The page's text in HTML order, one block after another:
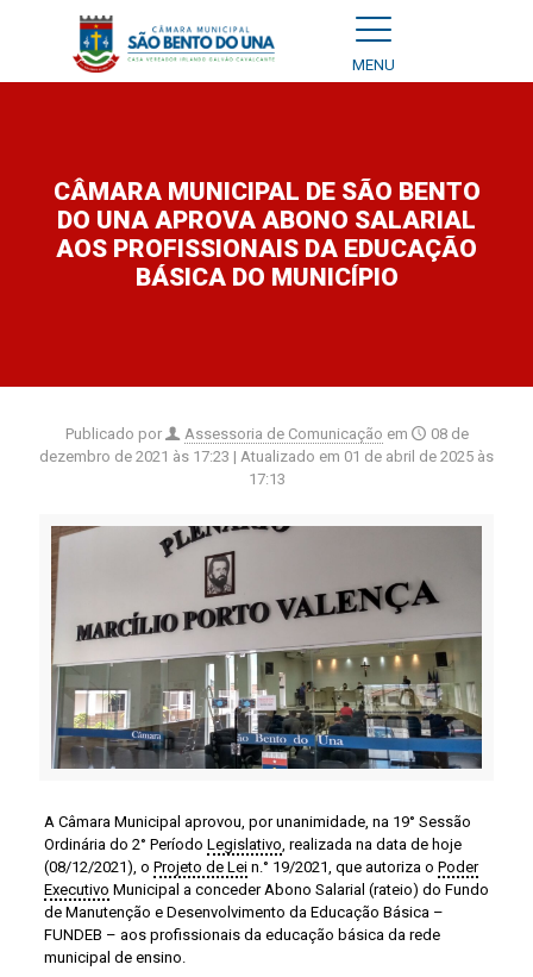
MENU
CÂMARA MUNICIPAL DE SÃO BENTO
DO UNA APROVA ABONO SALARIAL
AOS PROFISSIONAIS DA EDUCAÇÃO
BÁSICA DO MUNICÍPIO
Publicado por Assessoria de Comunicação em
08 de
dezembro de 2021 às 17:23 | Atualizado em 01 de abril de 2025 às
17:13
A Câmara Municipal aprovou, por unanimidade, na 19° Sessão
Ordinária do 2° Período Legislativo , realizada na data de hoje
(08/12/2021), o Projeto de Lein.° 19/2021, que autoriza o Poder
Executivo Municipal a conceder Abono Salarial (rateio) do Fundo
de Manutenção e Desenvolvimento da Educação Básica –
FUNDEB – aos profissionais da educação básica da rede
municipal de ensino.